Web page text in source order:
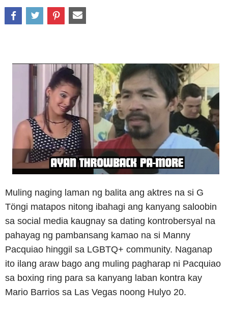
Muling naging laman ng balita ang aktres na si G
Töngi matapos nitong ibahagi ang kanyang saloobin
sa social media kaugnay sa dating kontrobersyal na
pahayag ng pambansang kamao na si Manny
Pacquiao hinggil sa LGBTQ+ community. Naganap
ito ilang araw bago ang muling pagharap ni Pacquiao
sa boxing ring para sa kanyang laban kontra kay
Mario Barrios sa Las Vegas noong Hulyo 20.